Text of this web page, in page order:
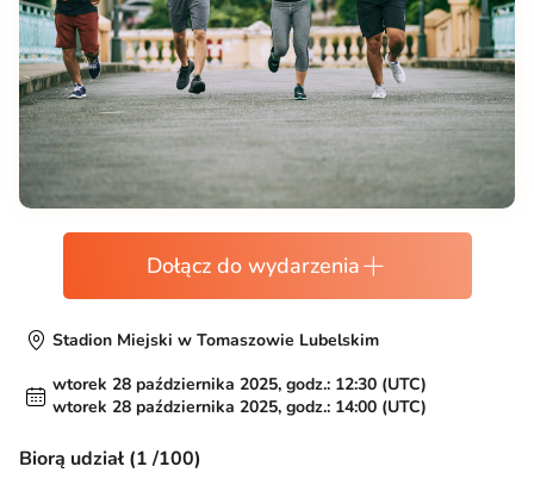
Dołącz do wydarzenia
Stadion Miejski w Tomaszowie Lubelskim
wtorek 28 października 2025, godz.: 12:30 (UTC)
wtorek 28 października 2025, godz.: 14:00 (UTC)
Biorą udział (1 /100)